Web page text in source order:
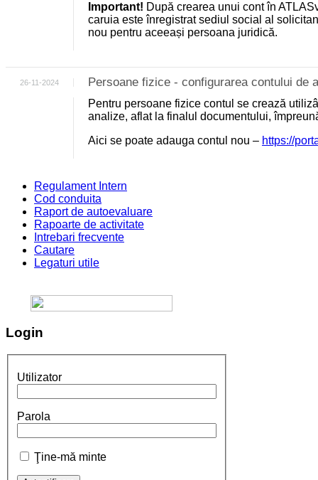
Important! După crearea unui cont în
caruia este înregistrat sediul social al
nou pentru aceeași persoana juridică.
26-11-2024 Persoane fizice - configurarea contului de
Pentru persoane fizice contul se crează
analize, aflat la finalul documentului,
Aici se poate adauga contul nou – https://
Regulament Intern
Cod conduita
Raport de autoevaluare
Rapoarte de activitate
Intrebari frecvente
Cautare
Legaturi utile
Login
Utilizator
Parola
Ţine-mă minte